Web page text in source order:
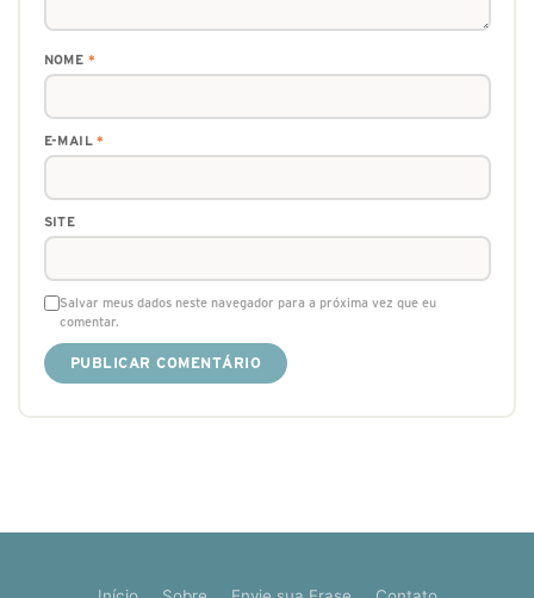
NOME *
E-MAIL*
SITE
Salvar meus dados neste navegador para a próxima vez que eu
comentar.